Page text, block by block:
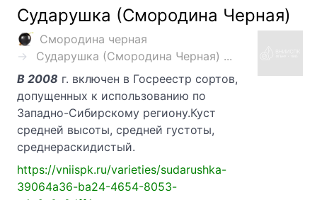
Сударушка (Смородина Черная)
Смородина черная
Сударушка (Смородина Черная) ...
В 2008 г. включен в Госреестр сортов,
допущенных к использованию по
Западно-Сибирскому региону.Куст
средней высоты, средней густоты,
среднераскидистый.
https://vniispk.ru/varieties/sudarushka-
39064a36-ba24-4654-8053-